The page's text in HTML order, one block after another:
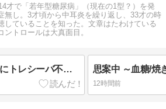
才で「若年型糖尿病」（現在の1型？）を発
無し。3才頃から中耳炎を繰り返し、33才の時
していることを知った。文章はたわけている
ントロールは大真面目。
朝から血糖220、完全にトレシーバ不足だと思う ～とりあえず、ヒューマログで対処～
12時間前